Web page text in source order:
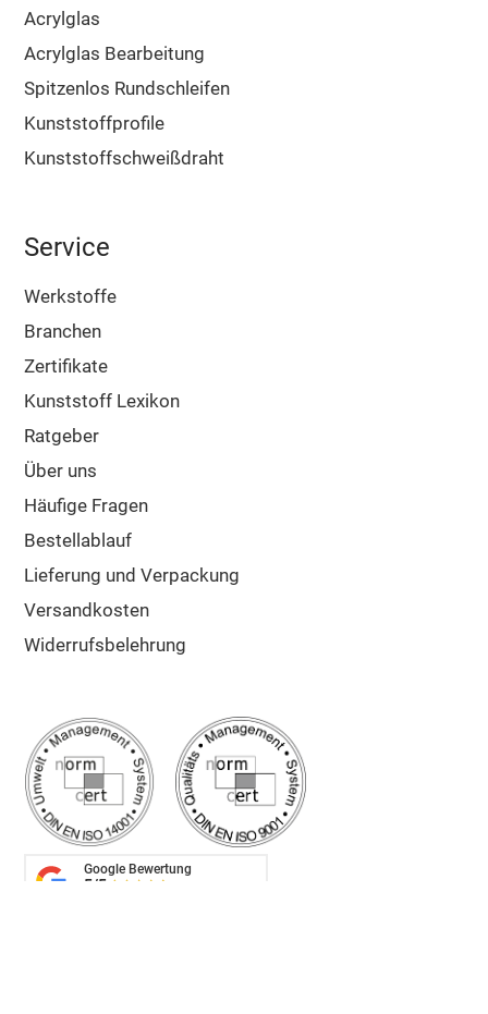
Acrylglas
Acrylglas Bearbeitung
Spitzenlos Rundschleifen
Kunststoffprofile
Kunststoffschweißdraht
Service
Werkstoffe
Branchen
Zertifikate
Kunststoff Lexikon
Ratgeber
Über uns
Häufige Fragen
Bestellablauf
Lieferung und Verpackung
Versandkosten
Widerrufsbelehrung
Google Bewertung
5/5